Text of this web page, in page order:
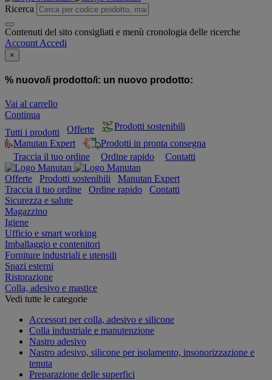
Ricerca
Contenuti del sito consigliati e menù cronologia delle ricerche
Account Accedi
×
% nuovo/i prodotto/i: un nuovo prodotto:
Vai al carrello
Continua
Tutti i prodotti
Offerte
Prodotti sostenibili
Manutan Expert
Prodotti in pronta consegna
Traccia il tuo ordine
Ordine rapido Contatti
Offerte Prodotti sostenibili
Manutan Expert
Traccia il tuo ordine
Ordine rapido
Contatti
Sicurezza e salute
Magazzino
Igiene
Ufficio e smart working
Imballaggio e contenitori
Forniture industriali e utensili
Spazi esterni
Ristorazione
Colla, adesivo e mastice
Vedi tutte le categorie
Accessori per colla, adesivo e silicone
Colla industriale e manutenzione
Nastro adesivo
Nastro adesivo, silicone per isolamento, insonorizzazione e
tenuta
Preparazione delle superfici